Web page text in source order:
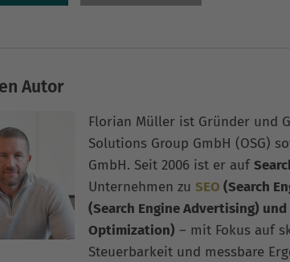
Autor
Florian Müller ist Gründer und
Solutions Group GmbH (OSG)
GmbH. Seit 2006 ist er auf
Unternehmen zu SEO (Search
(Search Engine Advertising) und
Optimization) – mit Fokus auf
Steuerbarkeit und messbare